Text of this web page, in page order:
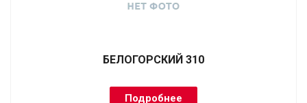
БЕЛОГОРСКИЙ 310
Подробнее